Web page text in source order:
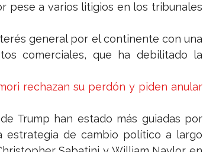
pese a varios litigios en los tribunales
general por el continente con una
comerciales, que ha debilitado la
rechazan su perdón y piden anular
Trump han estado más guiadas por
de cambio político a largo